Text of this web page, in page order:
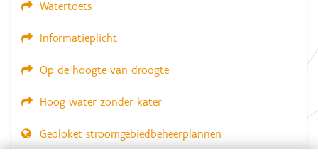
Watertoets
Informatieplicht
Op de hoogte van droogte
Hoog water zonder kater
Geoloket stroomgebiedbeheerplannen